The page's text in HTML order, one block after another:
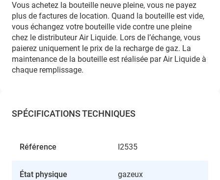
Vous achetez la bouteille neuve pleine, vous ne payez
plus de factures de location. Quand la bouteille est vide,
vous échangez votre bouteille vide contre une pleine
chez le distributeur Air Liquide. Lors de l’échange, vous
paierez uniquement le prix de la recharge de gaz. La
maintenance de la bouteille est réalisée par Air Liquide à
chaque remplissage.
SPÉCIFICATIONS TECHNIQUES
Référence I2535
État physique gazeux